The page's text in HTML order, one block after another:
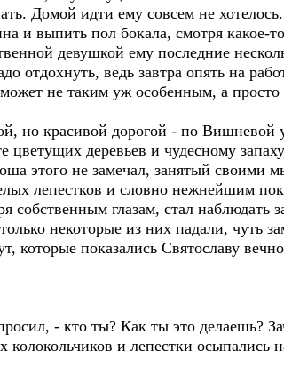
Домой идти ему совсем не
и выпить пол бокала, смотря какое-
девушкой ему последние
отдохнуть, ведь завтра опять на
не таким уж особенным, а
но красивой дорогой - по
цветущих деревьев и чудесному
этого не замечал, занятый своими
лепестков и словно нежнейшим
глазам, стал наблюдать
некоторые из них падали, чуть
которые показались Святославу
- кто ты? Как ты это делаешь?
и лепестки осыпались